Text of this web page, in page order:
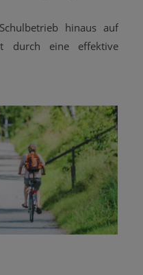
hinaus auf
durch eine effektive